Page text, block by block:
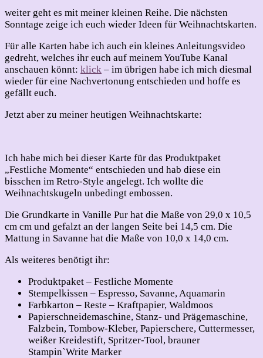
2022
–
4
–
Festliche
Momente
weiter geht es mit meiner kleinen Reihe. Die nächsten
Sonntage zeige ich euch wieder Ideen für Weihnachtskarten.
Für alle Karten habe ich auch ein kleines Anleitungsvideo
gedreht, welches ihr euch auf meinem YouTube Kanal
anschauen könnt: klick – im übrigen habe ich mich diesmal
wieder für eine Nachvertonung entschieden und hoffe es
gefällt euch.
Jetzt aber zu meiner heutigen Weihnachtskarte:
Ich habe mich bei dieser Karte für das Produktpaket
„Festliche Momente“ entschieden und hab diese ein
bisschen im Retro-Style angelegt. Ich wollte die
Weihnachtskugeln unbedingt embossen.
Die Grundkarte in Vanille Pur hat die Maße von 29,0 x 10,5
cm cm und gefalzt an der langen Seite bei 14,5 cm. Die
Mattung in Savanne hat die Maße von 10,0 x 14,0 cm.
Als weiteres benötigt ihr:
Produktpaket – Festliche Momente
Stempelkissen – Espresso, Savanne, Aquamarin
Farbkarton – Reste – Kraftpapier, Waldmoos
Papierschneidemaschine, Stanz- und Prägemaschine,
Falzbein, Tombow-Kleber, Papierschere, Cuttermesser,
weißer Kreidestift, Spritzer-Tool, brauner
Stampin`Write Marker